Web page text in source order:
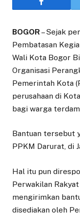
BOGOR – Sejak
Pembatasan
Wali Kota Bogor
Organisasi
Pemerintah Kota
perusahaan di
bagi warga
Bantuan tersebut
PPKM Darurat, di
Hal itu pun
Perwakilan
mengirimkan
disediakan oleh